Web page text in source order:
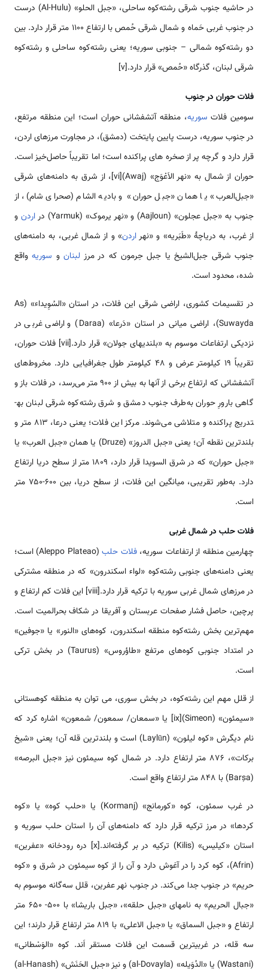
در حاشیه جنوب شرقی رشته‌كوه ساحلی، «جبل الحلو» (Al-Hulu) درست
در جنوب غربی حَماه و شمال شرقی حُمص با ارتفاع 1100 متر قرار دارد. بین
دو رشته‌كوه شمالی – جنوبی سوریه؛ یعنی رشته‌كوه ساحلی و رشته‌كوه
شرقی لبنان، گذرگاه «حُمص» قرار دارد.[v]
فلات حوران در جنوب
سومین فلات سوریه، منطقه آتش­فشانی حوران است؛ این منطقه مرتفع،
در جنوب سوریه، درست پایین پایتخت (دمشق)، در مجاورت مرزهای اردن،
قرار دارد و گرچه پر از صخره های پراکنده است؛ اما تقریباً حاصل‌خیز است.
حوران از شمال به «نهر الاَعْوَج» (Awaj)[vi]، از شرق به دامنه‌های شرقی
«جبل‌العرب» یا همان «جبل حوران» و بادیه الشام (صحرای شام)، از
جنوب به «جبل عجلون» (Aajloun) و «نهر یرموک» (Yarmuk) در
اردن و
از غرب، به دریاچۀ «طَبَریه» و «نهراردن» و از شمال غربی، به دامنه‌های
جنوب شرقی جبل‌الشیخ یا جبل حِرمون که در مرز لبنانو سوریهواقع
شده، محدود است.
در تقسیمات کشوری، اراضی شرقی این فلات، در استان «السُوِیداء» (As
Suwayda)، اراضی میانی در استان «دَرعا» (Daraa) و اراضی غربی در
نزدیکی ارتفاعات موسوم به «بلندیهای جولان» قرار دارد.[vii] فلات حوران،
تقریباً 19 کیلومتر عرض و 48 کیلومتر طول جغرافیایی دارد. مخروط‌های
آتشفشانی که ارتفاع برخی از آنها به بیش از 900 متر می‌رسد، در فلات باز و
گاهی بارورِ حوران به‌طرف جنوب دمشق و شرق رشته‌كوه شرقی لبنان به­
تدریج پراکنده و متلاشی می‌شوند. مرکز این فلات؛ یعنی درعا، 813 متر و
بلندترین نقطه آن؛ یعنی «جبل الدروز» (Druze) یا همان «جبل العرب» یا
«جبل حوران» که در شرق السویدا قرار دارد، 1809 متر از سطح دریا ارتفاع
دارد. به‌طور تقریبی، میانگین این فلات، از سطح دریا، بین ۶۰۰-۷۵۰ متر
است.
فلات حلب در شمال غربی
چهارمین منطقه از ارتفاعات سوریه،فلات حلب
(Aleppo Plateao) است؛
یعنی دامنه‌های جنوبی رشته‌كوه «لواء اسکندرون» که در منطقه مشترکی
در مرزهای شمال غربی سوریه با ترکیه قرار دارد.[viii] این فلات کم ارتفاع و
پرچین، حاصل فشار صفحات عربستان و آفریقا در شکاف بحرالمیت است.
مهم‌ترین بخش رشته‌كوه منطقه اسکندرون، کوه‌های «النور» یا «جوفین»
در امتداد جنوبی کوه‌های مرتفع «طاؤروس» (Taurus) در بخش ترکی
است.
از قلل مهم این رشته‌كوه، در بخش سوری، می توان به منطقه کوهستانی
«سیمئون» (Simeon)[ix] یا «سمعان/ سمعون/ شمعون» اشاره کرد که
نام دیگرش «کوه لیلون» (Laylūn) است و بلندترین قله آن؛ یعنی «شیخ
برکات»، 876 متر ارتفاع دارد. در شمال کوه سیمئون نیز «جبل البرصه»
(Barṣa) با 848 متر ارتفاع واقع است.
در غرب سمئون، کوه «کورمانج» (Kormanj) یا «حلب کوه» یا «کوه
کردها» در مرز ترکیه قرار دارد که دامنه‌های آن را استان حلب سوریه و
استان «کیلیس» (Kilis) ترکیه در بر گرفته‌اند.[x] دره رودخانه «عفرین»
(Afrin)، کوه کرد را در آغوش دارد و آن را از کوه سیمئون در شرق و «کوه
حریم» در جنوب جدا می‌کند. در جنوب نهر عفرین، قلل سه‌گانه موسوم به
«جبال الحریم» به نام­های «جبل حلقه»، «جبل باریشا» با 500- 650 متر
ارتفاع و «جبل السماق» یا «جبل الاعلی» با 819 متر ارتفاع قرار دارند؛ این
سه قله، در غربی­ترین قسمت این فلات مستقر اَند. کوه «الوَسْطانی»
(Wastani) یا «الدُوَیله» (al-Dovayla) و نیز «جبل الحَنَش» (al-Hanash)